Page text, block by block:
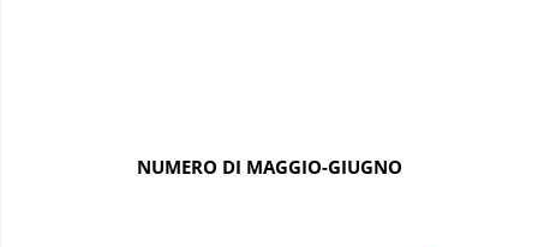
NUMERO DI MAGGIO-GIUGNO